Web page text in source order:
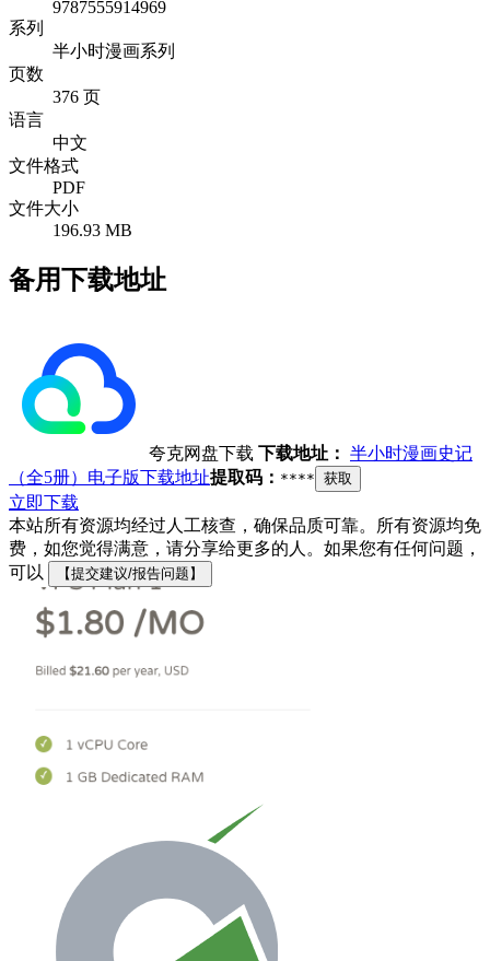
9787555914969
系列
半小时漫画系列
页数
376 页
语言
中文
文件格式
PDF
文件大小
196.93 MB
备用下载地址
夸克网盘下载 下载地址： 半小时漫画史记
（全5册）电子版下载地址提取码： **** 获取
立即下载
本站所有资源均经过人工核查，确保品质可靠。所有资源均免
费，如您觉得满意，请分享给更多的人。如果您有任何问题，
可以
【提交建议/报告问题】